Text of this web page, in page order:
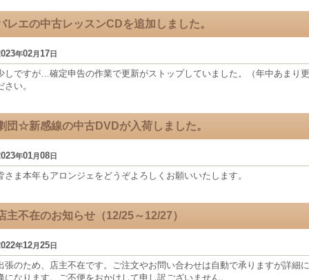
レエの中古レッスンCDを追加しました。
年02月17日
しですが…確定申告の作業で更新がストップしていました。（年中あまり
さい。
団☆新感線の中古DVDが入荷しました。
年01月08日
さま本年もアロンジェをどうぞよろしくお願いいたします。
主不在のお知らせ（12/25～12/27）
年12月25日
張のため、店主不在です。ご注文やお問い合わせは自動で承りますが詳細
になります。ご不便をおかけして申し訳ございません。